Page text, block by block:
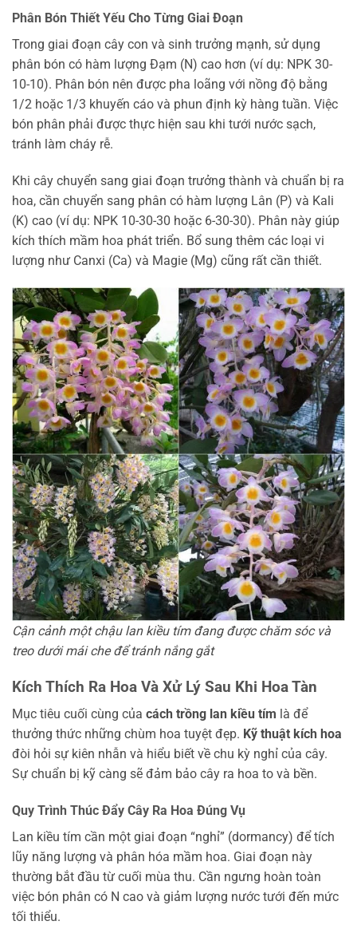
Phân Bón Thiết Yếu Cho Từng Giai Đoạn
Trong giai đoạn cây con và sinh trưởng mạnh, sử dụng
phân bón có hàm lượng Đạm (N) cao hơn (ví dụ: NPK 30-
10-10). Phân bón nên được pha loãng với nồng độ bằng
1/2 hoặc 1/3 khuyến cáo và phun định kỳ hàng tuần. Việc
bón phân phải được thực hiện sau khi tưới nước sạch,
tránh làm cháy rễ.
Khi cây chuyển sang giai đoạn trưởng thành và chuẩn bị ra
hoa, cần chuyển sang phân có hàm lượng Lân (P) và Kali
(K) cao (ví dụ: NPK 10-30-30 hoặc 6-30-30). Phân này giúp
kích thích mầm hoa phát triển. Bổ sung thêm các loại vi
lượng như Canxi (Ca) và Magie (Mg) cũng rất cần thiết.
Cận cảnh một chậu lan kiều tím đang được chăm sóc và
treo dưới mái che để tránh nắng gắt
Kích Thích Ra Hoa Và Xử Lý Sau Khi Hoa Tàn
Mục tiêu cuối cùng của cách trồng lan kiều tím là để
thưởng thức những chùm hoa tuyệt đẹp. Kỹ thuật kích hoa
đòi hỏi sự kiên nhẫn và hiểu biết về chu kỳ nghỉ của cây.
Sự chuẩn bị kỹ càng sẽ đảm bảo cây ra hoa to và bền.
Quy Trình Thúc Đẩy Cây Ra Hoa Đúng Vụ
Lan kiều tím cần một giai đoạn “nghỉ” (dormancy) để tích
lũy năng lượng và phân hóa mầm hoa. Giai đoạn này
thường bắt đầu từ cuối mùa thu. Cần ngưng hoàn toàn
việc bón phân có N cao và giảm lượng nước tưới đến mức
tối thiểu.